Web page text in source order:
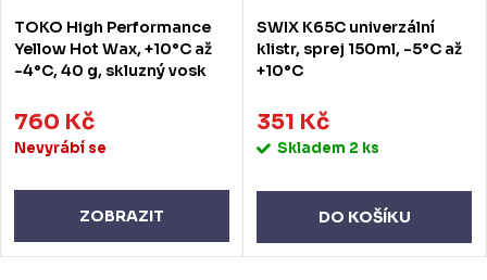
TOKO High Performance
Yellow Hot Wax, +10°C až
-4°C, 40 g, skluzný vosk
760 Kč
Nevyrábí se
ZOBRAZIT
SWIX K65C univerzální
klistr, sprej 150ml, -5°C až
+10°C
351 Kč
Skladem 2 ks
DO KOŠÍKU